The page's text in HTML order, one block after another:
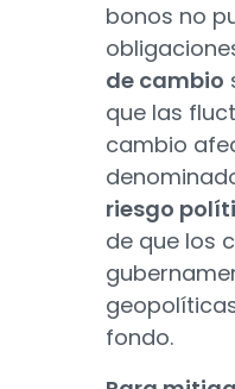
bonos no
de cambio
que las
cambio
riesgo
de que los
fondo.